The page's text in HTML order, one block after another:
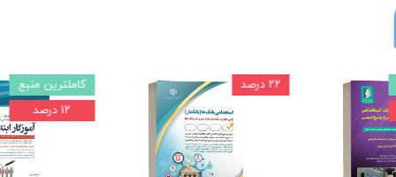
کاملترین منبع
۱۲ درصد
۲۲ درصد